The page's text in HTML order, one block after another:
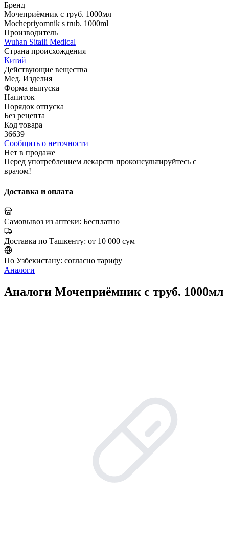
Бренд
Мочеприёмник с труб. 1000мл
Mochepriyomnik s trub. 1000ml
Производитель
Wuhan Sitaili Medical
Страна происхождения
Китай
Действующие вещества
Мед. Изделия
Форма выпуска
Напиток
Порядок отпуска
Без рецепта
Код товара
36639
Сообщить о неточности
Нет в продаже
Перед употреблением лекарств проконсультируйтесь с
врачом!
Доставка и оплата
Самовывоз из аптеки: Бесплатно
Доставка по Ташкенту: от 10 000 сум
По Узбекистану: согласно тарифу
Аналоги
Аналоги Мочеприёмник с труб. 1000мл